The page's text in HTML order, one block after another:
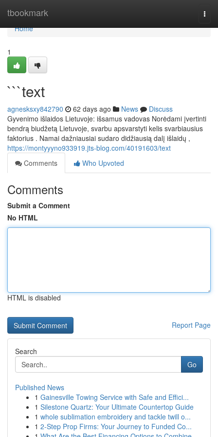
tbookmark
Home
Home
1
```text
agnesksxy842790 62 days ago News
Discuss
Gyvenimo išlaidos Lietuvoje: išsamus vadovas Norėdami įvertinti
bendrą biudžetą Lietuvoje, svarbu apsvarstyti kelis svarbiausius
faktorius . Namai dažniausiai sudaro didžiausią dalį išlaidų ,
https://montyyyno933919.jts-blog.com/40191603/text
Comments
Who Upvoted
Comments
Submit a Comment
No HTML
HTML is disabled
Report Page
Search
Go
Published News
1 Gainesville Towing Service with Safe and Effici...
1 Silestone Quartz: Your Ultimate Countertop Guide
1 whole sublimation embroidery and tackle twill o...
1 2-Step Prop Firms: Your Journey to Funded Co...